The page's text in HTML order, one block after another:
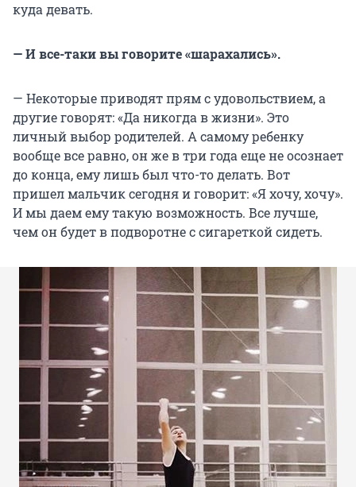
куда девать.
— И все-таки вы говорите «шарахались».
— Некоторые приводят прям с удовольствием, а
другие говорят: «Да никогда в жизни». Это
личный выбор родителей. А самому ребенку
вообще все равно, он же в три года еще не осознает
до конца, ему лишь был что-то делать. Вот
пришел мальчик сегодня и говорит: «Я хочу, хочу».
И мы даем ему такую возможность. Все лучше,
чем он будет в подворотне с сигареткой сидеть.